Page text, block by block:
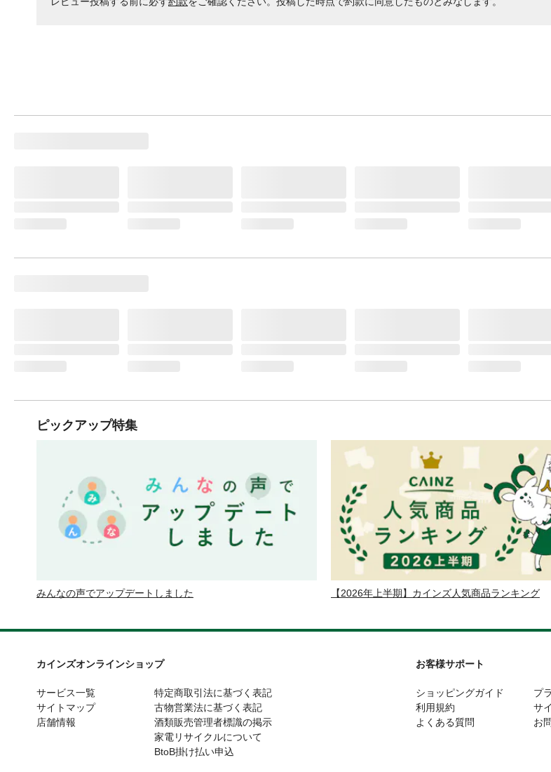
ピックアップ特集
みんなの声でアップデートしました 【2026年上半期】カインズ人気商品ランキング
カインズオンラインショップ
サービス一覧
サイトマップ
店舗情報
特定商取引法に基づく表記
古物営業法に基づく表記
酒類販売管理者標識の掲示
家電リサイクルについて
BtoB掛け払い申込
お客様サポート
ショッピングガイド
利用規約
よくある質問
プ
サ
お